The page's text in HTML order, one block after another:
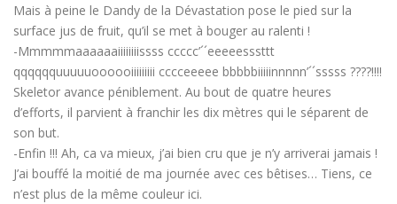
Mais à peine le Dandy de la Dévastation pose le pied sur la
surface jus de fruit, qu’il se met à bouger au ralenti !
-Mmmmmaaaaaaiiiiiiiissss ccccc’´´eeeeesssttt
qqqqqquuuuuoooooiiiiiiiii cccceeeee bbbbbiiiiinnnnn’´´sssss ????!!!!
Skeletor avance péniblement. Au bout de quatre heures
d’efforts, il parvient à franchir les dix mètres qui le séparent de
son but.
-Enfin !!! Ah, ca va mieux, j’ai bien cru que je n’y arriverai jamais !
J’ai bouffé la moitié de ma journée avec ces bêtises… Tiens, ce
n’est plus de la même couleur ici.